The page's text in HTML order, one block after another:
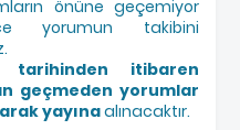
önüne geçemiyor
yorumun takibini
tarihinden itibaren
geçmeden yorumlar
yayınaalınacaktır.